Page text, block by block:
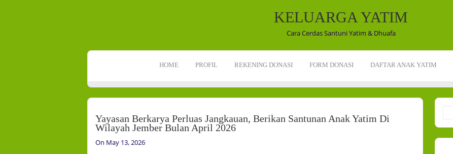
KELUARGA YATIM
Cara Cerdas Santuni Yatim & Dhuafa
HOME PROFIL REKENING DONASI FORM DONASI DAFTAR ANAK YATIM
Yayasan Berkarya Perluas Jangkauan, Berikan Santunan Anak Yatim Di
Wilayah Jember Bulan April 2026
On May 13, 2026